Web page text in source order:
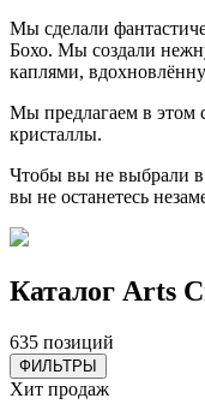
Мы сделали
Бохо. Мы создали
каплями,
Мы предлагаем в этом
кристаллы.
Чтобы вы не выбрали в
вы не останетесь
Каталог Аrts
635 позиций
ФИЛЬТРЫ
Хит продаж